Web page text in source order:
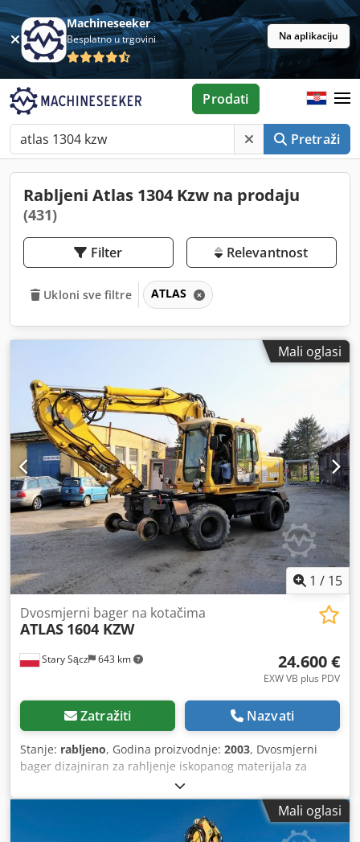
Machineseeker
Besplatno u trgovini Na aplikaciju
Pretraži
Prodati
Rabljeni Atlas 1304 Kzw na prodaju
(431)
Filter Relevantnost
Ukloni sve filtre ATLAS
Mali oglasi
1 / 15
Stary Sącz 643 km
Dvosmjerni bager na kotačima
ATLAS 1604 KZW
24.600 €
EXW VB plus PDV
Zatražiti Nazvati
Stanje: rabljeno, Godina proizvodnje: 2003, Dvosmjerni
bager dizajniran za rahljenje iskopanog materijala za
skladištenje ili transport. Stroj se koristi u sljedećim
radovima: - na željezničkim i tramvajskim prugama -
održavanje i radovi uz prugu - zemljani i cestovni radovi
Proizvođač: ATLAS Model: 1604 KZW Godina proizvodnje:
Mali oglasi